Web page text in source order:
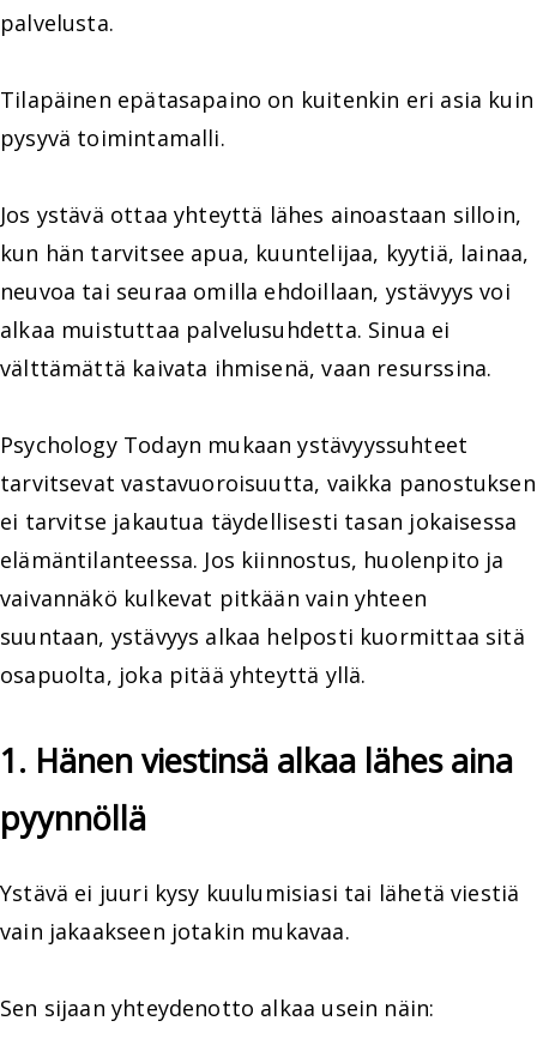
palvelusta.
Tilapäinen epätasapaino on kuitenkin eri asia kuin
pysyvä toimintamalli.
Jos ystävä ottaa yhteyttä lähes ainoastaan silloin,
kun hän tarvitsee apua, kuuntelijaa, kyytiä, lainaa,
neuvoa tai seuraa omilla ehdoillaan, ystävyys voi
alkaa muistuttaa palvelusuhdetta. Sinua ei
välttämättä kaivata ihmisenä, vaan resurssina.
Psychology Todayn mukaan ystävyyssuhteet
tarvitsevat vastavuoroisuutta, vaikka panostuksen
ei tarvitse jakautua täydellisesti tasan jokaisessa
elämäntilanteessa. Jos kiinnostus, huolenpito ja
vaivannäkö kulkevat pitkään vain yhteen
suuntaan, ystävyys alkaa helposti kuormittaa sitä
osapuolta, joka pitää yhteyttä yllä.
1. Hänen viestinsä alkaa lähes aina
pyynnöllä
Ystävä ei juuri kysy kuulumisiasi tai lähetä viestiä
vain jakaakseen jotakin mukavaa.
Sen sijaan yhteydenotto alkaa usein näin: